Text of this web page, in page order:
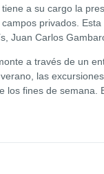
a su cargo la
privados.
Juan Carlos
a través de un
las
los fines de semana.